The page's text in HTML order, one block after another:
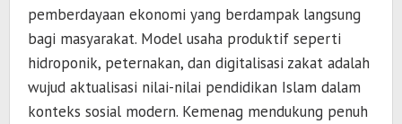
pemberdayaan ekonomi yang berdampak langsung
bagi masyarakat. Model usaha produktif seperti
hidroponik, peternakan, dan digitalisasi zakat adalah
wujud aktualisasi nilai-nilai pendidikan Islam dalam
konteks sosial modern. Kemenag mendukung penuh